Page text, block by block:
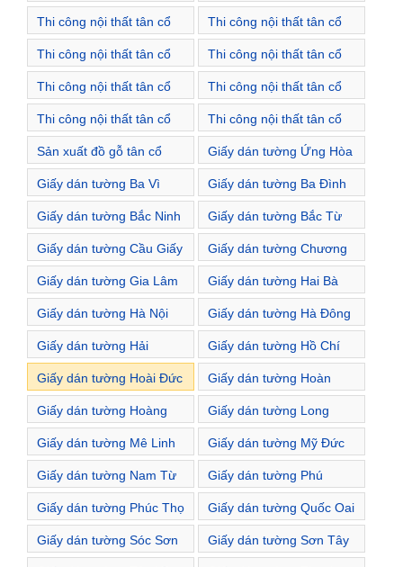
điển Xã Sơn Đồng
điển Xã Tiền Yên
Thi công nội thất tân cổ
điển Xã Vân Canh
Thi công nội thất tân cổ
điển Xã Vân Côn
Thi công nội thất tân cổ
điển Xã Yên Sở
Thi công nội thất tân cổ
điển Xã Đông La
Thi công nội thất tân cổ
điển Xã Đắc Sở
Thi công nội thất tân cổ
điển Xã Đức Giang
Thi công nội thất tân cổ
điển Xã Đức Thượng
Thi công nội thất tân cổ
điển Huyện Hoài Đức
Sản xuất đồ gỗ tân cổ
điển Hoài Đức
Giấy dán tường Ứng Hòa
Giấy dán tường Ba Vì Giấy dán tường Ba Đình
Giấy dán tường Bắc Ninh
Giấy dán tường Bắc Từ
Liêm
Giấy dán tường Cầu Giấy
Giấy dán tường Chương
Mỹ
Giấy dán tường Gia Lâm
Giấy dán tường Hai Bà
Trưng
Giấy dán tường Hà Nội
Giấy dán tường Hà Đông
Giấy dán tường Hải
Phòng
Giấy dán tường Hồ Chí
Minh
Giấy dán tường Hoài Đức
Giấy dán tường Hoàn
Kiếm
Giấy dán tường Hoàng
Mai
Giấy dán tường Long
Biên
Giấy dán tường Mê Linh
Giấy dán tường Mỹ Đức
Giấy dán tường Nam Từ
Liêm
Giấy dán tường Phú
Xuyên
Giấy dán tường Phúc Thọ
Giấy dán tường Quốc Oai
Giấy dán tường Sóc Sơn Giấy dán tường Sơn Tây